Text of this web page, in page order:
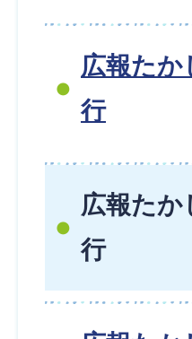
広報たか
行
広報たか
行